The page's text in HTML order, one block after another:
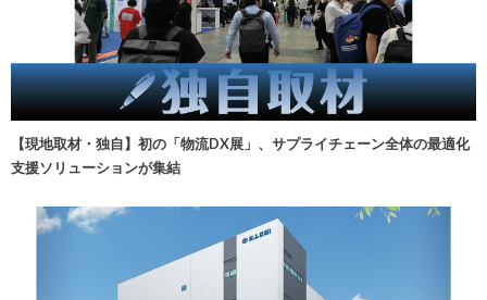
【現地取材・独自】初の「物流DX展」、サプライチェーン全体の最適化
支援ソリューションが集結